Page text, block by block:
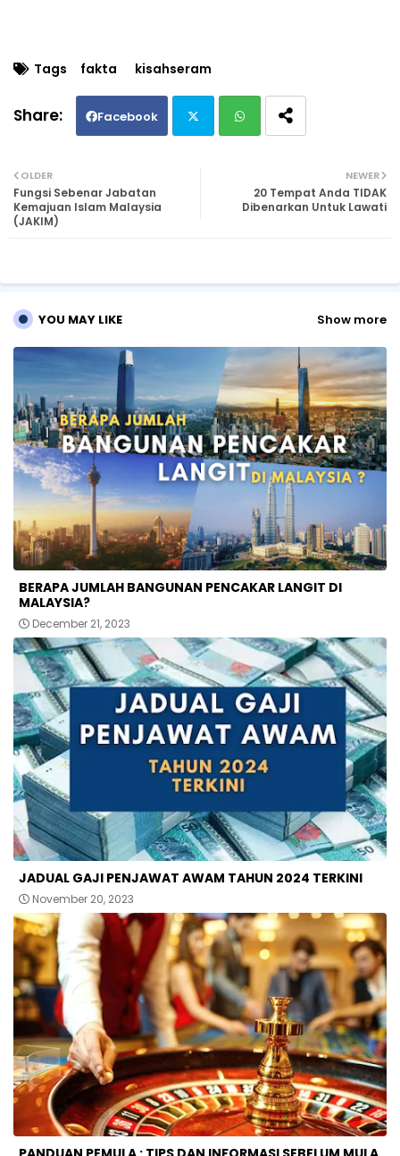
Tags fakta kisahseram
Facebook
NEWER
20 Tempat Anda TIDAK
Dibenarkan Untuk Lawati
OLDER
Fungsi Sebenar Jabatan
Kemajuan Islam Malaysia
(JAKIM)
YOU MAY LIKE Show more
BERAPA JUMLAH BANGUNAN PENCAKAR LANGIT DI
MALAYSIA?
December 21, 2023
JADUAL GAJI PENJAWAT AWAM TAHUN 2024 TERKINI
November 20, 2023